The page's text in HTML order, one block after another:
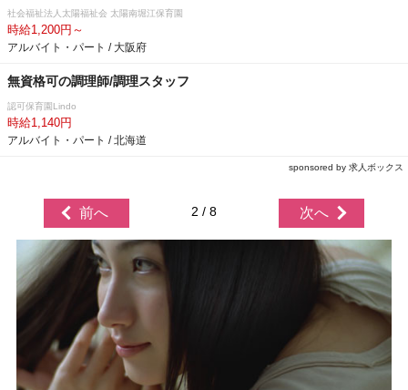
社会福祉法人太陽福祉会 太陽南堀江保育園
時給1,200円～
アルバイト・パート / 大阪府
無資格可の調理師/調理スタッフ
認可保育園Lindo
時給1,140円
アルバイト・パート / 北海道
sponsored by 求人ボックス
前へ 2 / 8 次へ